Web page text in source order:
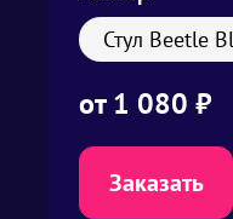
Стул Beetle
от1 080 ₽
Заказать